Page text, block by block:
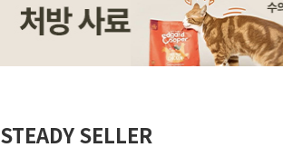
STEADY SELLER